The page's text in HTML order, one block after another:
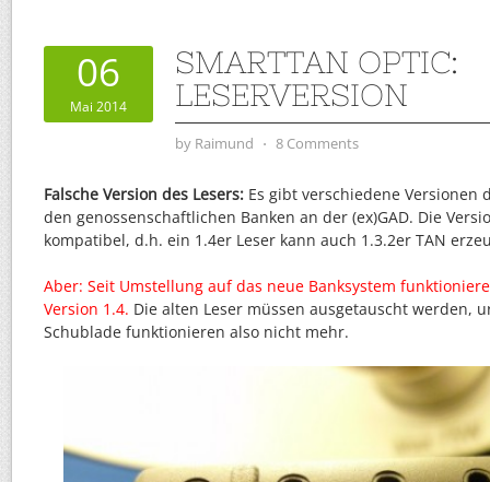
06
Mai 2014
SMARTTAN OPTIC:
LESERVERSION
by Raimund ⋅ 8 Comments
Falsche Version des Lesers: Es gibt verschiedene Versionen
den genossenschaftlichen Banken an der (ex)GAD. Die
kompatibel, d.h. ein 1.4er Leser kann auch 1.3.2er TAN
Aber: Seit Umstellung auf das neue Banksystem
Version 1.4. Die alten Leser müssen ausgetauscht werden,
Schublade funktionieren also nicht mehr.